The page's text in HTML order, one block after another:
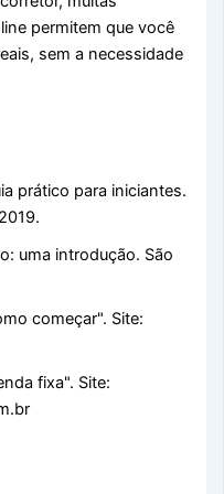
permitem que você
sem a necessidade
prático para iniciantes.
uma introdução. São
começar". Site:
fixa". Site: